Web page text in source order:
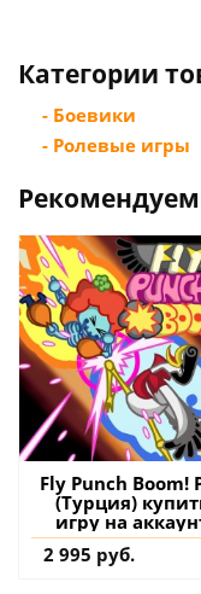
Категории
- Боевики
- Ролевые игры
Fly Punch Boom!
(Турция)
игру на
2 995 руб.